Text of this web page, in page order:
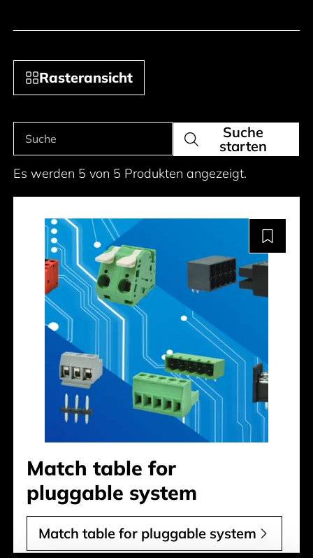
Rasteransicht
Suche
Suche
starten
Es werden 5 von 5 Produkten angezeigt.
Match table for
pluggable system
Match table for pluggable system